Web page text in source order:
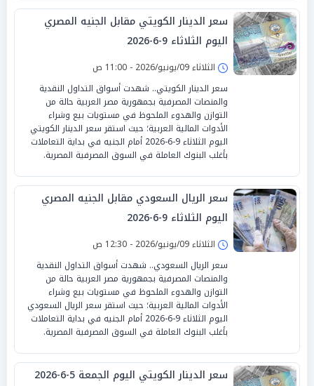
سعر الدينار الكويتي مقابل الجنيه المصري
اليوم الثلاثاء 9-6-2026
الثلاثاء 09/يونيو/2026 - 11:00 ص
سعر الدينار الكويتي.. شهدت أسواق التداول النقدية
والمنصات المصرفية بجمهورية مصر العربية حالة من
التوازن والهدوء الملحوظ في مستويات بيع وشراء
الأدوات المالية العربية؛ حيث استقر سعر الدينار الكويتي
اليوم الثلاثاء 9-6-2026 أمام الجنيه في بداية التعاملات
بأغلب البنوك العاملة في السوق المصرفية المصرية.
سعر الريال السعودي مقابل الجنيه المصري
اليوم الثلاثاء 9-6-2026
الثلاثاء 09/يونيو/2026 - 12:30 ص
سعر الريال السعودي.. شهدت أسواق التداول النقدية
والمنصات المصرفية بجمهورية مصر العربية حالة من
التوازن والهدوء الملحوظ في مستويات بيع وشراء
الأدوات المالية العربية؛ حيث استقر سعر الريال السعودي
اليوم الثلاثاء 9-6-2026 أمام الجنيه في بداية التعاملات
بأغلب البنوك العاملة في السوق المصرفية المصرية.
سعر الدينار الكويتي اليوم الجمعة 5-6-2026